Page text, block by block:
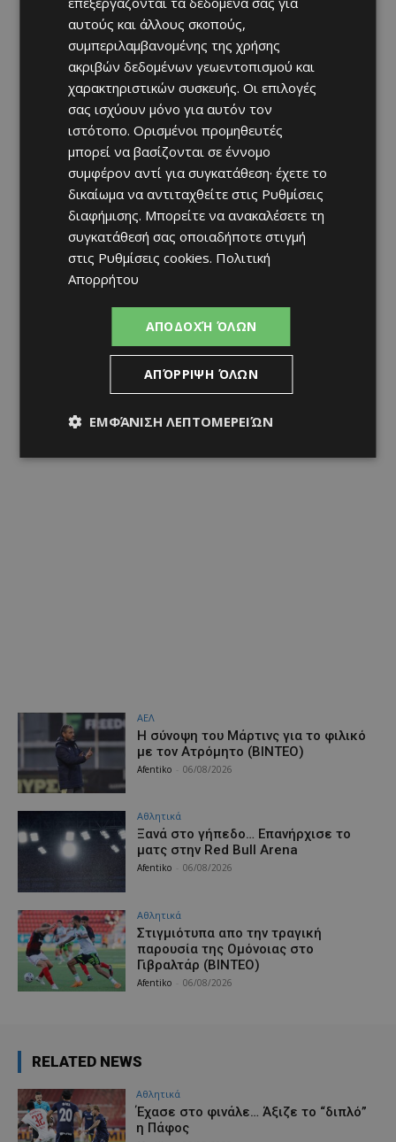
ΑΕΛ
H σύνοψη του Μάρτινς για το φιλικό
με τον Ατρόμητο (ΒΙΝΤΕΟ)
Afentiko 06/08/2026
Αθλητικά
Ξανά στο γήπεδο… Επανήρχισε το
ματς στην Red Bull Arena
Afentiko 06/08/2026
Αθλητικά
Στιγμιότυπα απο την τραγική
παρουσία της Ομόνοιας στο
Γιβραλτάρ (ΒΙΝΤΕΟ)
Afentiko 06/08/2026
RELATED NEWS
Αθλητικά
Έχασε στο φινάλε… Άξιζε το “διπλό”
η Πάφος
αυτούς και άλλους σκοπούς,
συμπεριλαμβανομένης της χρήσης
ακριβών δεδομένων γεωεντοπισμού και
χαρακτηριστικών συσκευής. Οι επιλογές
σας ισχύουν μόνο για αυτόν τον
ιστότοπο. Ορισμένοι προμηθευτές
μπορεί να βασίζονται σε έννομο
συμφέρον αντί για συγκατάθεση· έχετε το
δικαίωμα να αντιταχθείτε στις Ρυθμίσεις
διαφήμισης. Μπορείτε να ανακαλέσετε τη
συγκατάθεσή σας οποιαδήποτε στιγμή
στις Ρυθμίσεις cookies. Πολιτική
Απορρήτου
ΑΠΟΔΟΧΉ ΌΛΩΝ
ΑΠΌΡΡΙΨΗ ΌΛΩΝ
ΕΜΦΆΝΙΣΗ ΛΕΠΤΟΜΕΡΕΙΏΝ